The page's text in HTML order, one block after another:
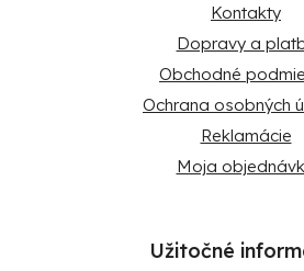
Kontakty
Dopravy a
Obchodné
Ochrana osobných
Reklamácie
Moja
Užitočné